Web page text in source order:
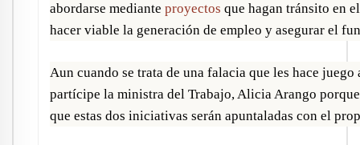
abordarse mediante proyectos que hagan tránsito en
hacer viable la generación de empleo y asegurar el
Aun cuando se trata de una falacia que les hace
partícipe la ministra del Trabajo, Alicia Arango
que estas dos iniciativas serán apuntaladas con el